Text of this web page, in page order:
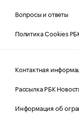
Вопросы и ответы
Политика Cookies
Контактная
Рассылка РБК
Информация об